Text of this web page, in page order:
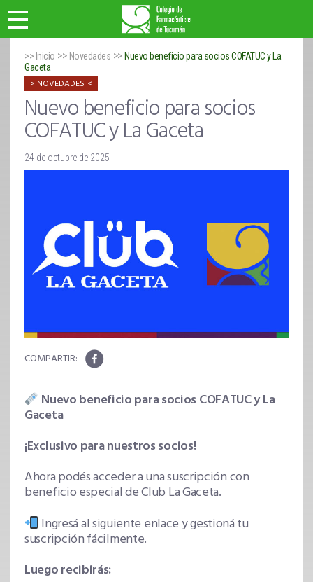
>> Inicio >> Novedades >> Nuevo beneficio para socios COFATUC y La
Gaceta
NOVEDADES
Nuevo beneficio para socios
COFATUC y La Gaceta
24 de octubre de 2025
Nuevo beneficio para socios COFATUC y La
Gaceta
¡Exclusivo para nuestros socios!
Ahora podés acceder a una suscripción con
beneficio especial de Club La Gaceta.
Ingresá al siguiente enlace y gestioná tu
suscripción fácilmente.
Luego recibirás: